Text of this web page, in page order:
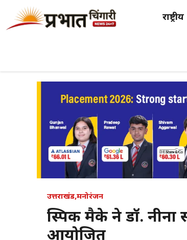
राष्ट्रीय
उत्तराखंड,मनोरंजन
स्पिक मैके ने डॉ. नीना